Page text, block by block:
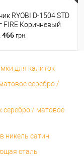
RYOBI D-1504 STD
FIRE Коричневый
466 грн.
для калиток
серебро /
серебро / матовое
никель сатин
сталь